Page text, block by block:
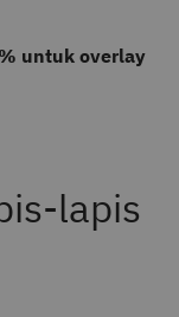
untuk overlay
lapis